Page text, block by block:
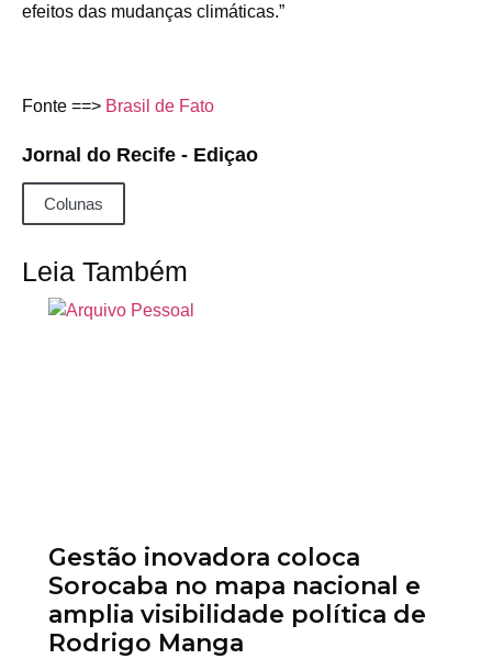
efeitos das mudanças climáticas.”
Fonte ==> Brasil de Fato
Jornal do Recife - Ediçao
Colunas
Leia Também
Gestão inovadora coloca
Sorocaba no mapa nacional e
amplia visibilidade política de
Rodrigo Manga